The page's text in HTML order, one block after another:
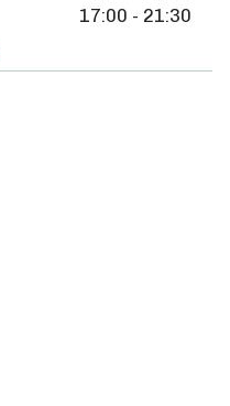
17:00 - 21:30